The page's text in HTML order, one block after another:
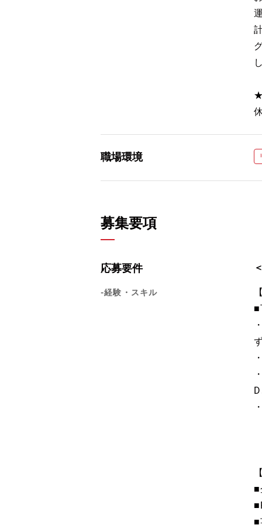
職場環境
募集要項
応募要件
-経験・スキル
■
■
■